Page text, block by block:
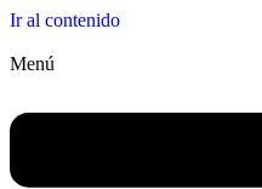
Ir al contenido
Menú